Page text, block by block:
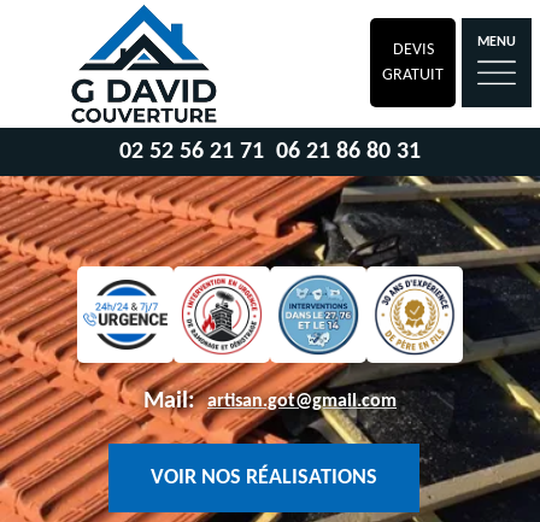
DEVIS
GRATUIT
MENU
02 52 56 21 71 06 21 86 80 31
Mail: artisan.got@gmail.com
VOIR NOS RÉALISATIONS